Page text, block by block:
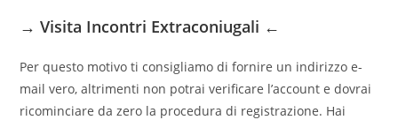
→ Visita Incontri Extraconiugali ←
Per questo motivo ti consigliamo di fornire un indirizzo e-
mail vero, altrimenti non potrai verificare l’account e dovrai
ricominciare da zero la procedura di registrazione. Hai